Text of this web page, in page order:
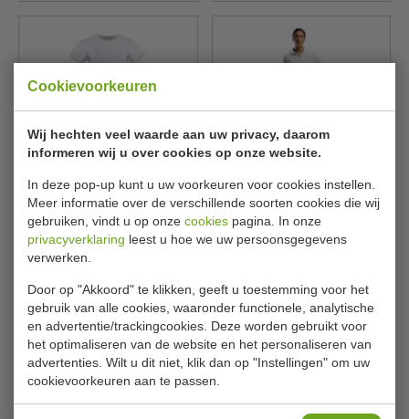
Cookievoorkeuren
Wij hechten veel waarde aan uw privacy, daarom
informeren wij u over cookies op onze website.
In deze pop-up kunt u uw voorkeuren voor cookies instellen.
Meer informatie over de verschillende soorten cookies die wij
gebruiken, vindt u op onze cookies pagina. In onze
privacyverklaring leest u hoe we uw persoonsgegevens
verwerken.
Door op "Akkoord" te klikken, geeft u toestemming voor het
gebruik van alle cookies, waaronder functionele, analytische
en advertentie/trackingcookies. Deze worden gebruikt voor
het optimaliseren van de website en het personaliseren van
advertenties. Wilt u dit niet, klik dan op "Instellingen" om uw
cookievoorkeuren aan te passen.
Sloof | horeca | kort model |
lichtbruin | L37 x B75 cm
Whites Chefs Clothing
B432
Bekijken
Zwarte Geldschort | Met
Zak | Ritssluiting | 1 Maat
Whites Chefs Clothing
A587
Bekijken